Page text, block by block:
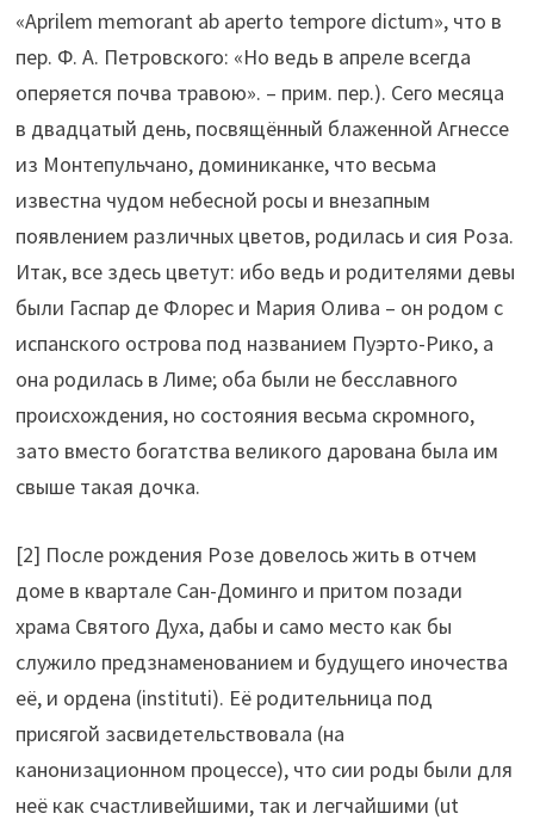
«Aprilem memorant ab aperto tempore dictum», что в
пер. Ф. А. Петровского: «Но ведь в апреле всегда
оперяется почва травою». – прим. пер.). Сего месяца
в двадцатый день, посвящённый блаженной Агнессе
из Монтепульчано, доминиканке, что весьма
известна чудом небесной росы и внезапным
появлением различных цветов, родилась и сия Роза.
Итак, все здесь цветут: ибо ведь и родителями девы
были Гаспар де Флорес и Мария Олива – он родом с
испанского острова под названием Пуэрто-Рико, а
она родилась в Лиме; оба были не бесславного
происхождения, но состояния весьма скромного,
зато вместо богатства великого дарована была им
свыше такая дочка.
[2] После рождения Розе довелось жить в отчем
доме в квартале Сан-Доминго и притом позади
храма Святого Духа, дабы и само место как бы
служило предзнаменованием и будущего иночества
её, и ордена (instituti). Её родительница под
присягой засвидетельствовала (на
канонизационном процессе), что сии роды были для
неё как счастливейшими, так и легчайшими (ut